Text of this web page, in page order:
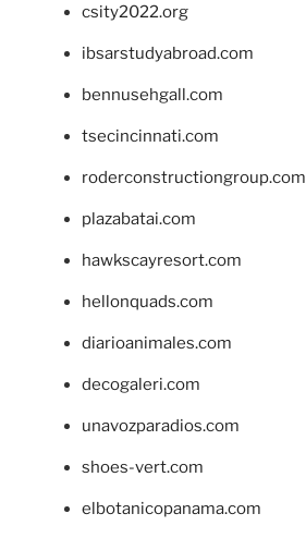
csity2022.org
ibsarstudyabroad.com
bennusehgall.com
tsecincinnati.com
roderconstructiongroup.com
plazabatai.com
hawkscayresort.com
hellonquads.com
diarioanimales.com
decogaleri.com
unavozparadios.com
shoes-vert.com
elbotanicopanama.com